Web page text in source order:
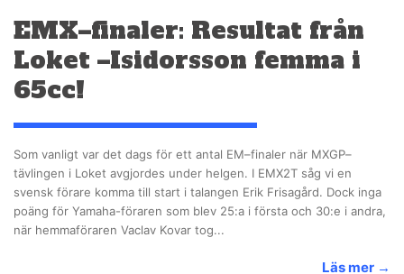
EMX–finaler: Resultat från
Loket –Isidorsson femma i
65cc!
Som vanligt var det dags för ett antal EM–finaler när MXGP–
tävlingen i Loket avgjordes under helgen. I EMX2T såg vi en
svensk förare komma till start i talangen Erik Frisagård. Dock inga
poäng för Yamaha-föraren som blev 25:a i första och 30:e i andra,
när hemmaföraren Vaclav Kovar tog...
Läs mer →